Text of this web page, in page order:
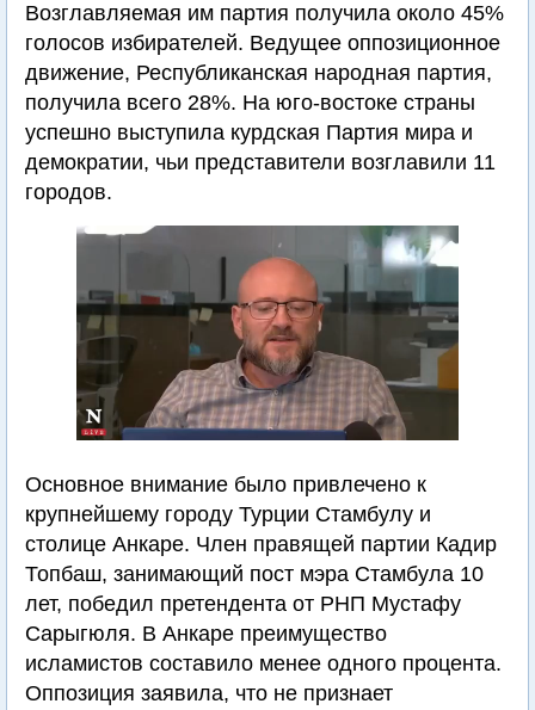
Возглавляемая им партия получила около 45%
голосов избирателей. Ведущее оппозиционное
движение, Республиканская народная партия,
получила всего 28%. На юго-востоке страны
успешно выступила курдская Партия мира и
демократии, чьи представители возглавили 11
городов.
Основное внимание было привлечено к
крупнейшему городу Турции Стамбулу и
столице Анкаре. Член правящей партии Кадир
Топбаш, занимающий пост мэра Стамбула 10
лет, победил претендента от РНП Мустафу
Сарыгюля. В Анкаре преимущество
исламистов составило менее одного процента.
Оппозиция заявила, что не признает